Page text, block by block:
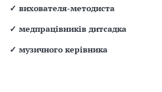
✓ вихователя-методиста
✓ медпрацівників дитсадка
✓ музичного керівника